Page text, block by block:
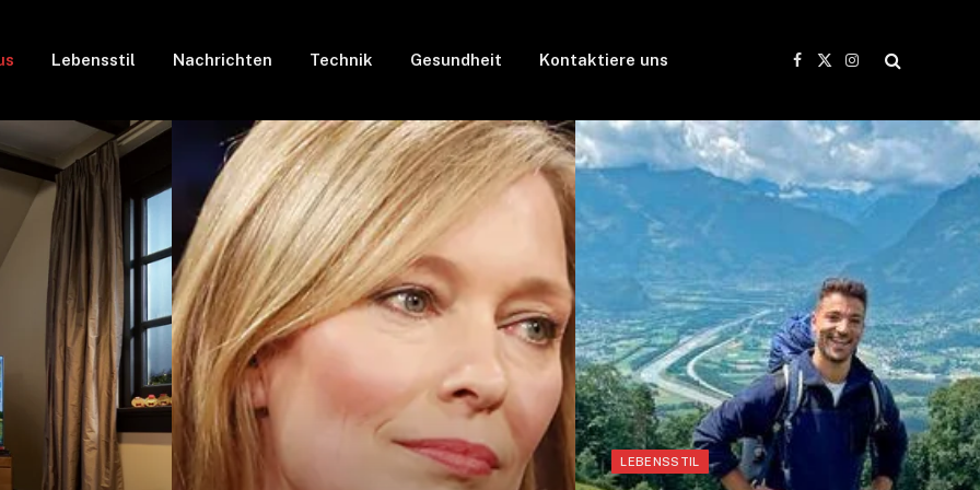
Lebensstil Nachrichten Technik Gesundheit Kontaktiere uns
Facebook
X
Instagram
LEBENSSTIL